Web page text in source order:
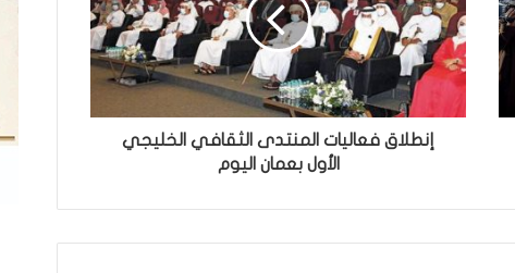
إنطلاق فعاليات المنتدى الثقافي الخليجي
الأول بعمان اليوم